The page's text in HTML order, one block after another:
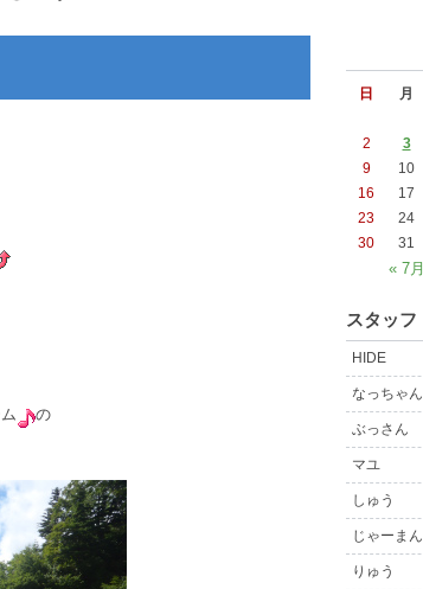
の
日 月
« 7月
2
3
9
10
16
17
23
24
30
31
スタッフ
HIDE
なっちゃん
ぶっさん
マユ
しゅう
じゃーまん
りゅう